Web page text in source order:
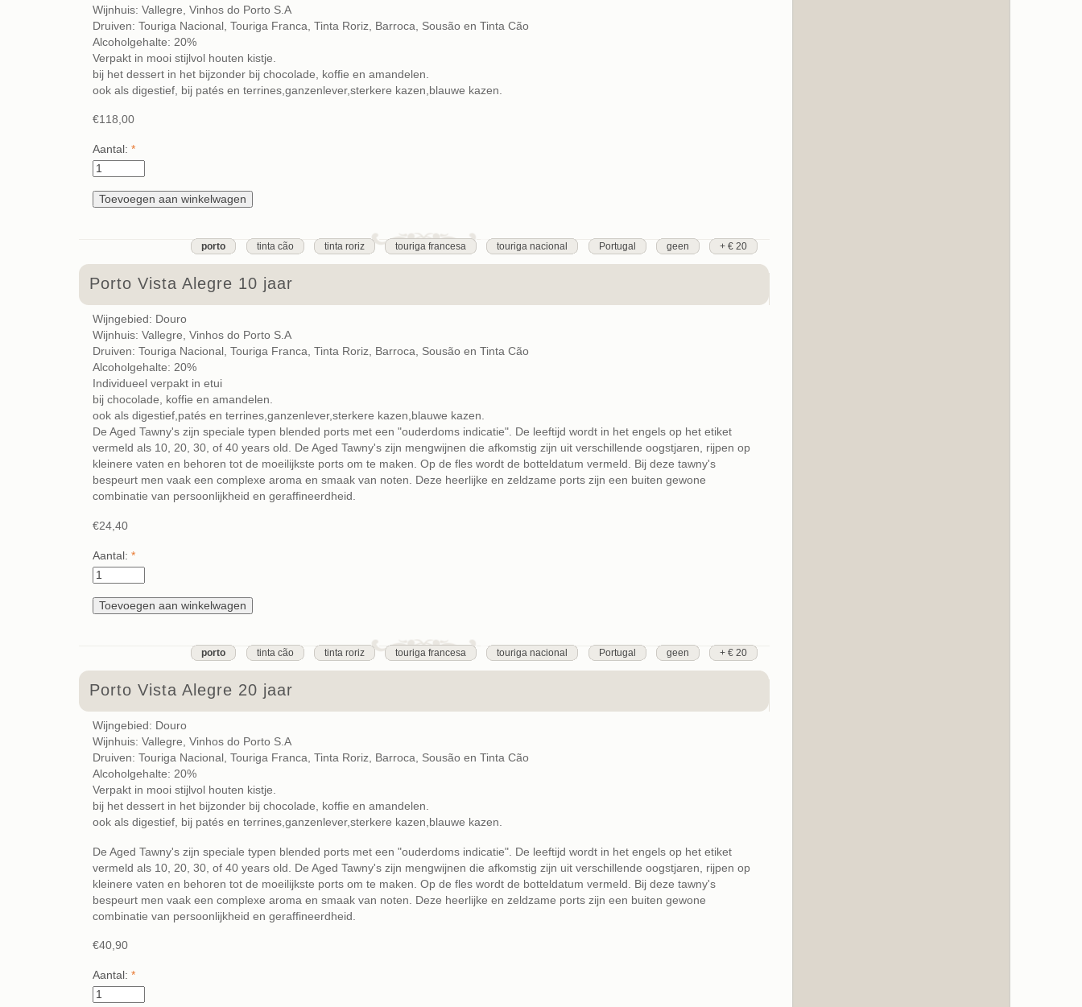
Wijnhuis: Vallegre, Vinhos do Porto S.A
Druiven: Touriga Nacional, Touriga Franca, Tinta Roriz, Barroca, Sousão en Tinta Cão
Alcoholgehalte: 20%
Verpakt in mooi stijlvol houten kistje.
bij het dessert in het bijzonder bij chocolade, koffie en amandelen.
ook als digestief, bij patés en terrines,ganzenlever,sterkere kazen,blauwe kazen.
€118,00
Aantal: *
porto tinta cão tinta roriz touriga francesa touriga nacional Portugal geen + € 20
Porto Vista Alegre 10 jaar
Wijngebied: Douro
Wijnhuis: Vallegre, Vinhos do Porto S.A
Druiven: Touriga Nacional, Touriga Franca, Tinta Roriz, Barroca, Sousão en Tinta Cão
Alcoholgehalte: 20%
Individueel verpakt in etui
bij chocolade, koffie en amandelen.
ook als digestief,patés en terrines,ganzenlever,sterkere kazen,blauwe kazen.
De Aged Tawny's zijn speciale typen blended ports met een "ouderdoms indicatie". De leeftijd wordt in het engels op het etiket
vermeld als 10, 20, 30, of 40 years old. De Aged Tawny's zijn mengwijnen die afkomstig zijn uit verschillende oogstjaren, rijpen op
kleinere vaten en behoren tot de moeilijkste ports om te maken. Op de fles wordt de botteldatum vermeld. Bij deze tawny's
bespeurt men vaak een complexe aroma en smaak van noten. Deze heerlijke en zeldzame ports zijn een buiten gewone
combinatie van persoonlijkheid en geraffineerdheid.
€24,40
Aantal: *
porto tinta cão tinta roriz touriga francesa touriga nacional Portugal geen + € 20
Porto Vista Alegre 20 jaar
Wijngebied: Douro
Wijnhuis: Vallegre, Vinhos do Porto S.A
Druiven: Touriga Nacional, Touriga Franca, Tinta Roriz, Barroca, Sousão en Tinta Cão
Alcoholgehalte: 20%
Verpakt in mooi stijlvol houten kistje.
bij het dessert in het bijzonder bij chocolade, koffie en amandelen.
ook als digestief, bij patés en terrines,ganzenlever,sterkere kazen,blauwe kazen.
De Aged Tawny's zijn speciale typen blended ports met een "ouderdoms indicatie". De leeftijd wordt in het engels op het etiket
vermeld als 10, 20, 30, of 40 years old. De Aged Tawny's zijn mengwijnen die afkomstig zijn uit verschillende oogstjaren, rijpen op
kleinere vaten en behoren tot de moeilijkste ports om te maken. Op de fles wordt de botteldatum vermeld. Bij deze tawny's
bespeurt men vaak een complexe aroma en smaak van noten. Deze heerlijke en zeldzame ports zijn een buiten gewone
combinatie van persoonlijkheid en geraffineerdheid.
€40,90
Aantal: *